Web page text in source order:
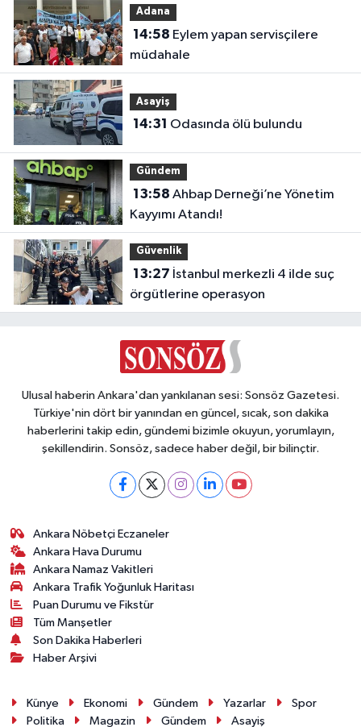
Adana
14:58
müdahale
Asayiş
14:31 Odasında ölü bulundu
Gündem
13:58
Kayyımı Atandı!
Güvenlik
13:27
örgütlerine operasyon
Ulusal haberin Ankara'dan yankılanan sesi: Sonsöz Gazetesi.
Türkiye'nin dört bir yanından en güncel, sıcak, son dakika
haberlerini takip edin, gündemi bizimle okuyun, yorumlayın,
şekillendirin. Sonsöz, sadece haber değil, bir bilinçtir.
Ankara Nöbetçi Eczaneler
Ankara Hava Durumu
Ankara Namaz Vakitleri
Ankara Trafik Yoğunluk Haritası
Puan Durumu ve Fikstür
Tüm Manşetler
Son Dakika Haberleri
Haber Arşivi
Künye Ekonomi Gündem Yazarlar
Spor
Politika
Magazin Gündem Asayiş